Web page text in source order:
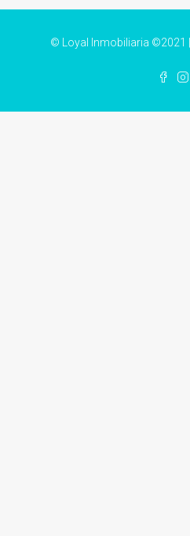
© Loyal Inmobiliaria ©2021 ||